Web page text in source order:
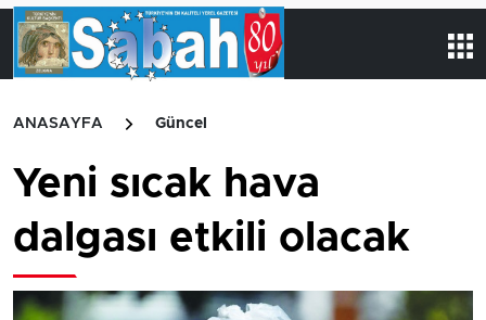
ANASAYFA Güncel
Yeni sıcak hava
dalgası etkili olacak